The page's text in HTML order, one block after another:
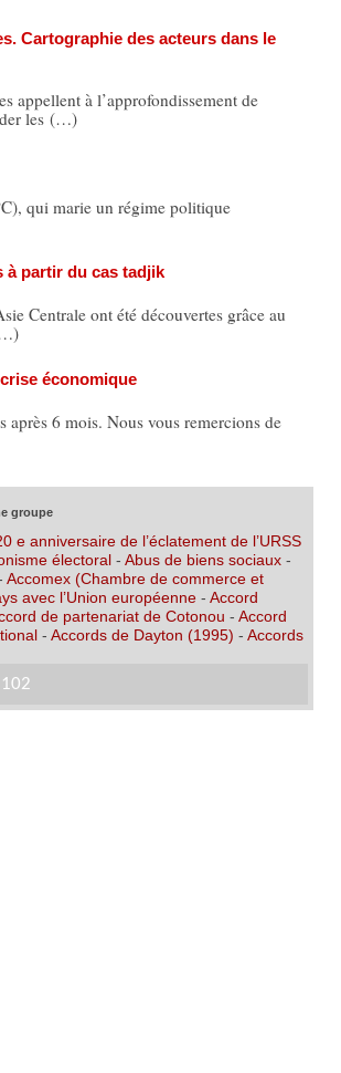
Cartographie des acteurs dans le
appellent à l’approfondissement de
les (…)
qui marie un régime politique
à partir du cas tadjik
Centrale ont été découvertes grâce au
économique
après 6 mois. Nous vous remercions de
groupe
e anniversaire de l’éclatement de l’URSS
électoral- Abus de biens sociaux-
Accomex (Chambre de commerce et
avec l’Union européenne- Accord
de partenariat de Cotonou - Accord
- Accords de Dayton (1995) - Accords
102